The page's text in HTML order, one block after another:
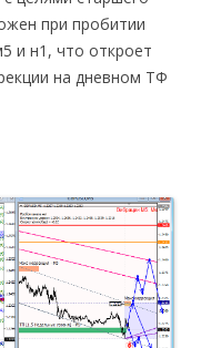
при пробитии
и н1, что откроет
на дневном ТФ